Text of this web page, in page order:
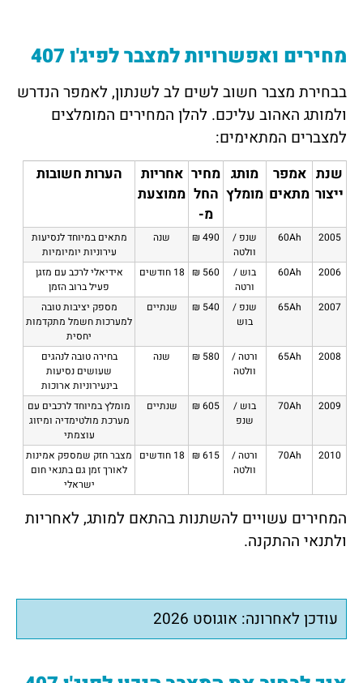
מחירים ואפשרויות למצבר לפיג'ו 407
בבחירת מצבר חשוב לשים לב לשנתון, לאמפר הנדרש
ולמותג האהוב עליכם. להלן המחירים המומלצים
למצברים המתאימים:
שנת
ייצור
אמפר
מתאים
מותג
מומלץ
מחיר
החל
מ-
אחריות
ממוצעת
הערות חשובות
2005
60Ah
שנפ /
וולטה
490 ₪ שנה
מתאים במיוחד לנסיעות
עירוניות יומיומיות
2006
60Ah
בוש /
ורטה
560 ₪ 18 חודשים
אידיאלי לרכב עם מזגן
פעיל ברוב הזמן
2007
65Ah
שנפ /
בוש
540 ₪ שנתיים
מספק יציבות טובה
למערכות חשמל מתקדמות
יחסית
2008
65Ah
ורטה /
וולטה
580 ₪ שנה
בחירה טובה לנהגים
שעושים נסיעות
בינעירוניות ארוכות
2009
70Ah
בוש /
שנפ
605 ₪ שנתיים
מומלץ במיוחד לרכבים עם
מערכת מולטימדיה ומיזוג
עוצמתי
2010
70Ah
ורטה /
וולטה
615 ₪ 18 חודשים
מצבר חזק שמספק אמינות
לאורך זמן גם בתנאי חום
ישראלי
המחירים עשויים להשתנות בהתאם למותג, לאחריות
ולתנאי ההתקנה.
עודכן לאחרונה: אוגוסט 2026